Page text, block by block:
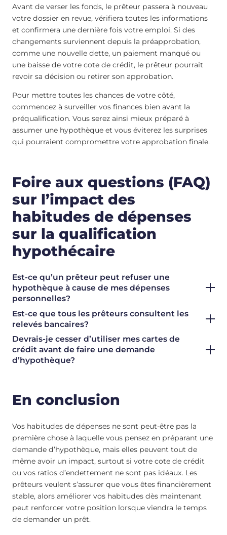
Avant de verser les fonds, le prêteur passera à nouveau
votre dossier en revue, vérifiera toutes les informations
et confirmera une dernière fois votre emploi. Si des
changements surviennent depuis la préapprobation,
comme une nouvelle dette, un paiement manqué ou
une baisse de votre cote de crédit, le prêteur pourrait
revoir sa décision ou retirer son approbation.
Pour mettre toutes les chances de votre côté,
commencez à surveiller vos finances bien avant la
préqualification. Vous serez ainsi mieux préparé à
assumer une hypothèque et vous éviterez les surprises
qui pourraient compromettre votre approbation finale.
Foire aux questions (FAQ)
sur l’impact des
habitudes de dépenses
sur la qualification
hypothécaire
Est-ce qu’un prêteur peut refuser une
hypothèque à cause de mes dépenses
personnelles?
Est-ce que tous les prêteurs consultent les
relevés bancaires?
Devrais-je cesser d’utiliser mes cartes de
crédit avant de faire une demande
d’hypothèque?
En conclusion
Vos habitudes de dépenses ne sont peut-être pas la
première chose à laquelle vous pensez en préparant une
demande d’hypothèque, mais elles peuvent tout de
même avoir un impact, surtout si votre cote de crédit
ou vos ratios d’endettement ne sont pas idéaux. Les
prêteurs veulent s’assurer que vous êtes financièrement
stable, alors améliorer vos habitudes dès maintenant
peut renforcer votre position lorsque viendra le temps
de demander un prêt.